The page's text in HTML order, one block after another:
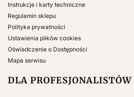
Instrukcje i karty techniczne
Regulamin sklepu
Polityka prywatności
Ustawienia plików cookies
Oświadczenie o Dostępności
Mapa serwisu
DLA PROFESJONALISTÓW